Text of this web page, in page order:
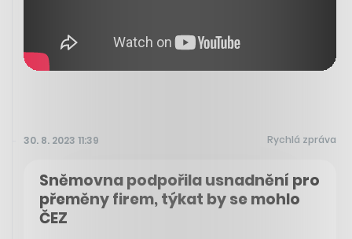
30. 8. 2023 11:39 Rychlá zpráva
Sněmovna podpořila usnadnění pro
přeměny firem, týkat by se mohlo
ČEZ